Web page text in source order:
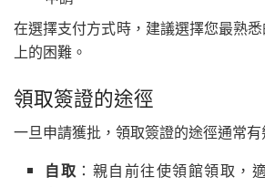
在選擇支付方式時，建議選擇您最熟
上的困難。
領取簽證的途徑
一旦申請獲批，領取簽證的途徑通常有
自取 ：親自前往使領館領取，